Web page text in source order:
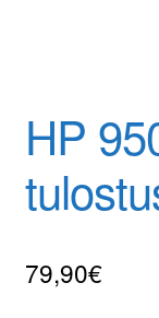
Yrityksestä
Yhteydenotto
HP
79,90€